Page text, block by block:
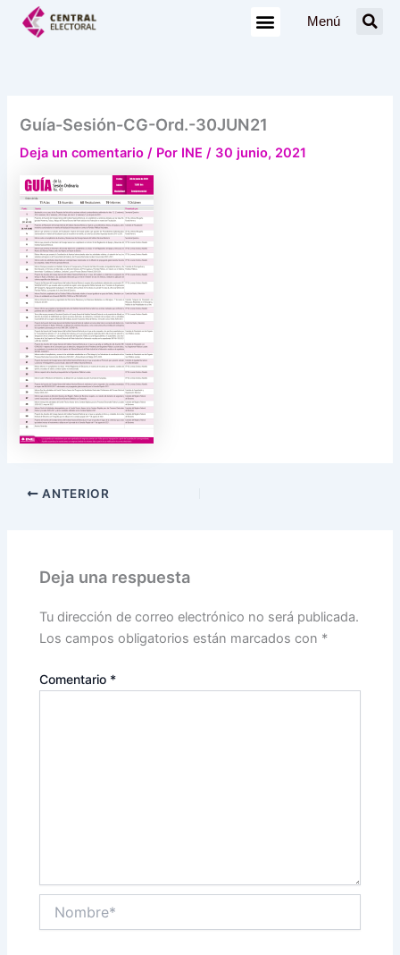
Menú
Guía-Sesión-CG-Ord.-30JUN21
Deja un comentario / Por INE/ 30 junio, 2021
ANTERIOR
Deja una respuesta
Tu dirección de correo electrónico no será publicada.
Los campos obligatorios están marcados con *
Comentario *